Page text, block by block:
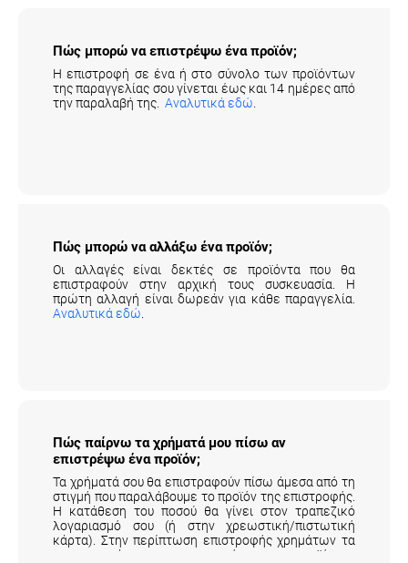
Πώς μπορώ να επιστρέψω ένα προϊόν;
Η επιστροφή σε ένα ή στο σύνολο των προϊόντων
της παραγγελίας σου γίνεται έως και 14 ημέρες από
την παραλαβή της. Αναλυτικά εδώ
Πώς μπορώ να αλλάξω ένα προϊόν;
Οι αλλαγές είναι δεκτές σε προϊόντα που θα
επιστραφούν στην αρχική τους συσκευασία. Η
πρώτη αλλαγή είναι δωρεάν για κάθε παραγγελία.
Αναλυτικά εδώ
Πώς παίρνω τα χρήματά μου πίσω αν
επιστρέψω ένα προϊόν;
Τα χρήματά σου θα επιστραφούν πίσω άμεσα από τη
στιγμή που παραλάβουμε το προϊόν της επιστροφής.
Η κατάθεση του ποσού θα γίνει στον τραπεζικό
λογαριασμό σου (ή στην χρεωστική/πιστωτική
κάρτα). Στην περίπτωση επιστροφής χρημάτων τα
μεταφορικά της επιστροφής του προϊόντος